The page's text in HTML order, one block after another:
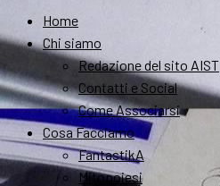
Home
Chi siamo
Redazione del sito AIST
Contatti e Social
Come Associarsi
Cosa Facciamo
FantastikA
Mitopoiesi